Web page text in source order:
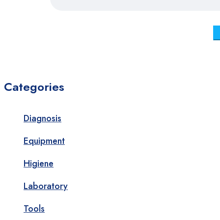
Categories
Diagnosis
Equipment
Higiene
Laboratory
Tools